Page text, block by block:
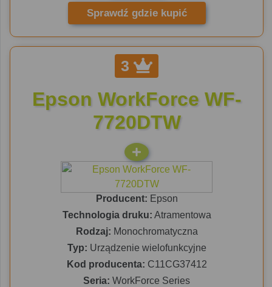
Sprawdź gdzie kupić
3
Epson WorkForce WF-
7720DTW
Producent: Epson
Technologia druku: Atramentowa
Rodzaj: Monochromatyczna
Typ: Urządzenie wielofunkcyjne
Kod producenta: C11CG37412
Seria: WorkForce Series